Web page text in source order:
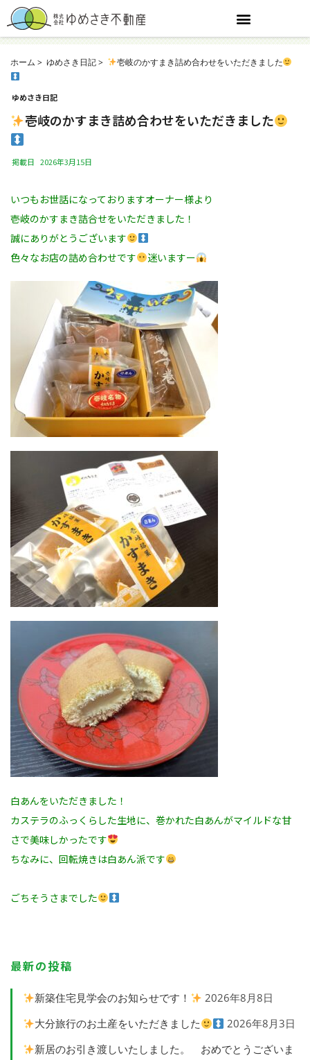
ホーム ゆめさき日記 壱岐のかすまき詰め合わせをいただきました
ゆめさき日記
壱岐のかすまき詰め合わせをいただきました
掲載日 2026年3月15日
いつもお世話になっておりますオーナー様より
壱岐のかすまき詰合せをいただきました！
誠にありがとうございます
色々なお店の詰め合わせです
迷いますー
白あんをいただきました！
カステラのふっくらした生地に、巻かれた白あんがマイルドな甘
さで美味しかったです
ちなみに、回転焼きは白あん派です
ごちそうさまでした
最新の投稿
新築住宅見学会のお知らせです！
2026年8月8日
大分旅行のお土産をいただきました
2026年8月3日
新居のお引き渡しいたしました。 おめでとうございま